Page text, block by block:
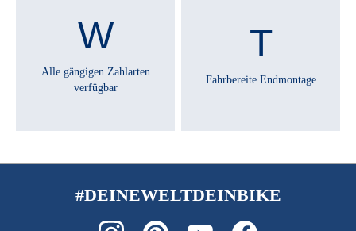
Alle gängigen Zahlarten
verfügbar
Fahrbereite Endmontage
#DEINEWELTDEINBIKE